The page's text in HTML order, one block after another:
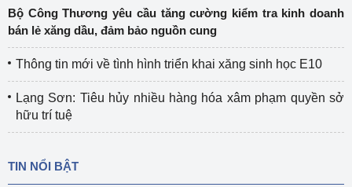
Bộ Công Thương yêu cầu tăng cường kiểm tra kinh doanh
bán lẻ xăng dầu, đảm bảo nguồn cung
Thông tin mới về tình hình triển khai xăng sinh học E10
Lạng Sơn: Tiêu hủy nhiều hàng hóa xâm phạm quyền sở
hữu trí tuệ
TIN NỔI BẬT